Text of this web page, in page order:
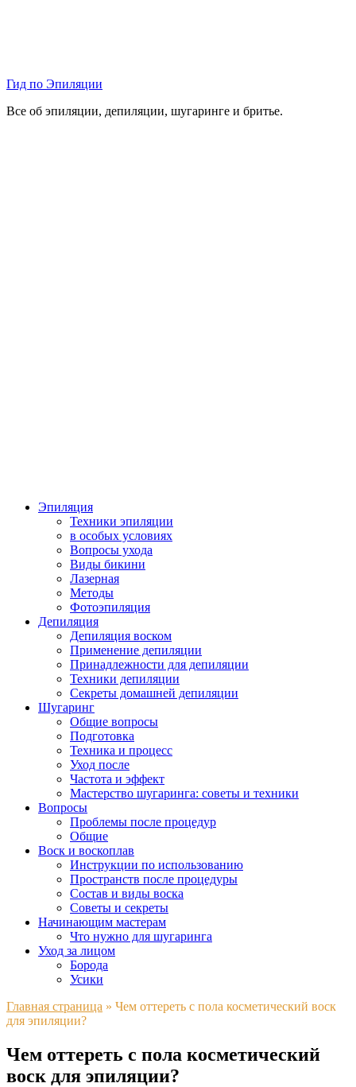
Гид по Эпиляции
Все об эпиляции, депиляции, шугаринге и бритье.
Эпиляция
Техники эпиляции
в особых условиях
Вопросы ухода
Виды бикини
Лазерная
Методы
Фотоэпиляция
Депиляция
Депиляция воском
Применение депиляции
Принадлежности для депиляции
Техники депиляции
Секреты домашней депиляции
Шугаринг
Общие вопросы
Подготовка
Техника и процесс
Уход после
Частота и эффект
Мастерство шугаринга: советы и техники
Вопросы
Проблемы после процедур
Общие
Воск и воскоплав
Инструкции по использованию
Пространств после процедуры
Состав и виды воска
Советы и секреты
Начинающим мастерам
Что нужно для шугаринга
Уход за лицом
Борода
Усики
Главная страница » Чем оттереть с пола косметический воск
для эпиляции?
Чем оттереть с пола косметический
воск для эпиляции?